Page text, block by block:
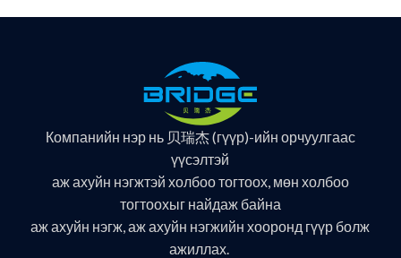
Компанийн нэр нь 贝瑞杰 (гүүр)-ийн орчуулгаас
үүсэлтэй
аж ахуйн нэгжтэй холбоо тогтоох, мөн холбоо
тогтоохыг найдаж байна
аж ахуйн нэгж, аж ахуйн нэгжийн хооронд гүүр болж
ажиллах.